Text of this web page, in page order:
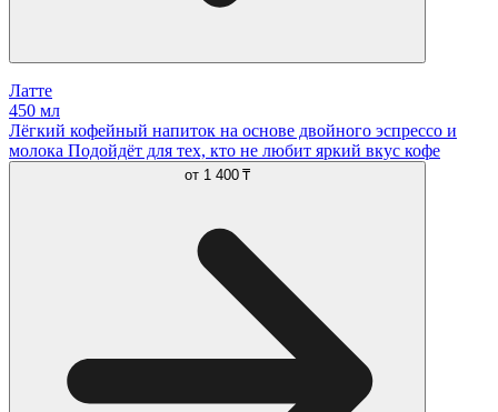
Латте
450 мл
Лёгкий кофейный напиток на основе двойного эспрессо и
молока Подойдёт для тех, кто не любит яркий вкус кофе
от 1 400 ₸